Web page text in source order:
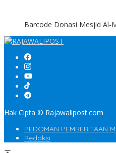
Barcode Donasi Mesjid Al-
Hak Cipta © Rajawalipost.com
PEDOMAN PEMBERITAAN
Redaksi